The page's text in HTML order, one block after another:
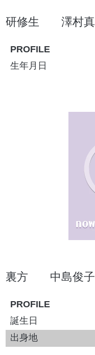
研修生 澤村真
PROFILE
生年月日
裏方 中島俊子
PROFILE
誕生日
出身地